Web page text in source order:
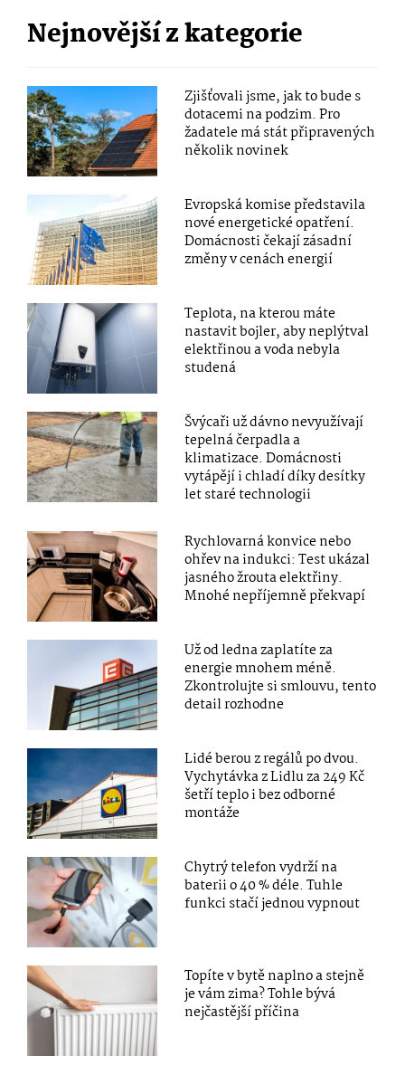
Nejnovější z kategorie
Zjišťovali jsme, jak to bude s
dotacemi na podzim. Pro
žadatele má stát připravených
několik novinek
Evropská komise představila
nové energetické opatření.
Domácnosti čekají zásadní
změny v cenách energií
Teplota, na kterou máte
nastavit bojler, aby neplýtval
elektřinou a voda nebyla
studená
Švýcaři už dávno nevyužívají
tepelná čerpadla a
klimatizace. Domácnosti
vytápějí i chladí díky desítky
let staré technologii
Rychlovarná konvice nebo
ohřev na indukci: Test ukázal
jasného žrouta elektřiny.
Mnohé nepříjemně překvapí
Už od ledna zaplatíte za
energie mnohem méně.
Zkontrolujte si smlouvu, tento
detail rozhodne
Lidé berou z regálů po dvou.
Vychytávka z Lidlu za 249 Kč
šetří teplo i bez odborné
montáže
Chytrý telefon vydrží na
baterii o 40 % déle. Tuhle
funkci stačí jednou vypnout
Topíte v bytě naplno a stejně
je vám zima? Tohle bývá
nejčastější příčina